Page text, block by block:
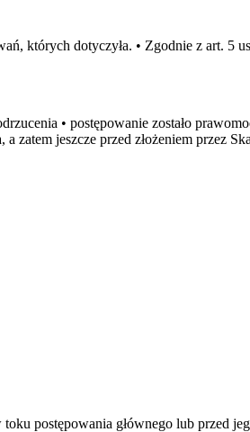
których dotyczyła. • Zgodnie z art. 5
• postępowanie zostało
jeszcze przed złożeniem przez
postępowania głównego lub przed